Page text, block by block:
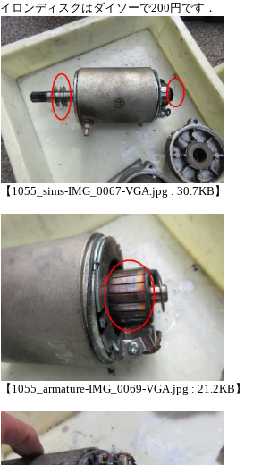
イロンディスクはダイソーで200円です．
【1055_sims-IMG_0067-VGA.jpg : 30.7KB】
【1055_armature-IMG_0069-VGA.jpg : 21.2KB】